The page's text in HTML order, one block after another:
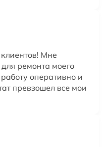
Мне
для ремонта моего
оперативно и
превзошел все мои